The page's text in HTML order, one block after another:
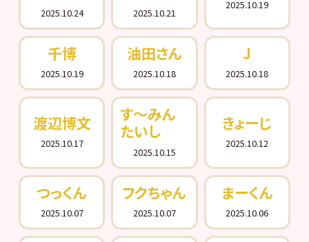
2025.10.24 2025.10.21
2025.10.19
千博
2025.10.19
油田さん
2025.10.18
J
2025.10.18
渡辺博文
2025.10.17
す～みん
たいし
2025.10.15
きょーじ
2025.10.12
つっくん
2025.10.07
フクちゃん
2025.10.07
まーくん
2025.10.06